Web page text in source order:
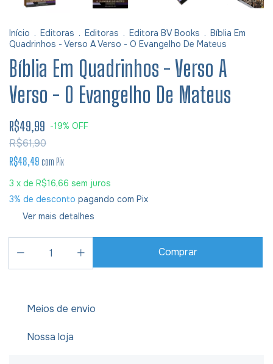
Início . Editoras . Editoras . Editora BV Books . Bíblia Em
Quadrinhos - Verso A Verso - O Evangelho De Mateus
Bíblia Em Quadrinhos - Verso A
Verso - O Evangelho De Mateus
R$49,99 -19% OFF
R$61,90
R$48,49 com Pix
3 x de R$16,66 sem juros
3% de desconto pagando com Pix
Ver mais detalhes
Meios de envio
Nossa loja